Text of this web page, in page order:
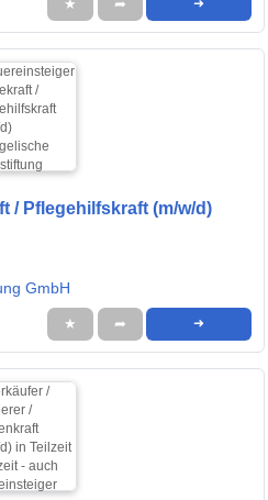
★ ➦ ➜
/ Pflegehilfskraft (m/w/d)
GmbH
★ ➦ ➜